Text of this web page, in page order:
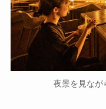
夜景を見なが